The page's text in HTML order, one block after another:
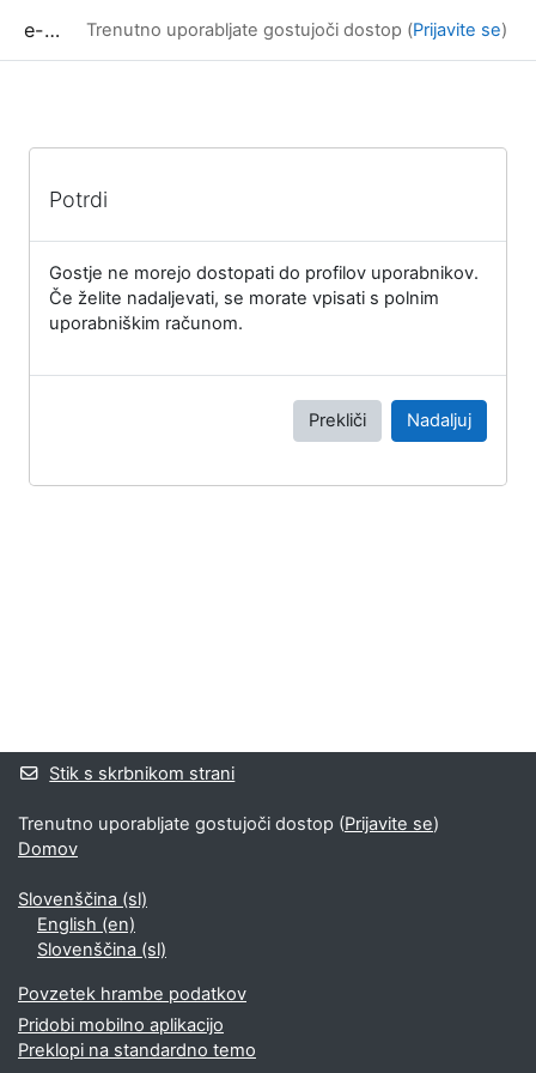
e-učilnica UP FAMNIT Trenutno uporabljate gostujoči dostop (Prijavite se)
Potrdi
Gostje ne morejo dostopati do profilov uporabnikov.
Če želite nadaljevati, se morate vpisati s polnim
uporabniškim računom.
Prekliči Nadaljuj
Stik s skrbnikom strani
Trenutno uporabljate gostujoči dostop (Prijavite se)
Domov
Slovenščina ‎(sl)‎
English ‎(en)‎
Slovenščina ‎(sl)‎
Povzetek hrambe podatkov
Pridobi mobilno aplikacijo
Preklopi na standardno temo